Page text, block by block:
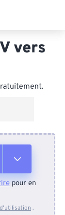
vers
pour en
.